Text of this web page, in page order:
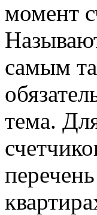
момент
самым
тема.